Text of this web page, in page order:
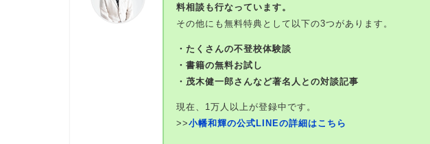
料相談も行なっています。
その他にも無料特典として以下の3つがあります。
・たくさんの不登校体験談
・書籍の無料お試し
・茂木健一郎さんなど著名人との対談記事
現在、1万人以上が登録中です。
>>小幡和輝の公式LINEの詳細はこちら